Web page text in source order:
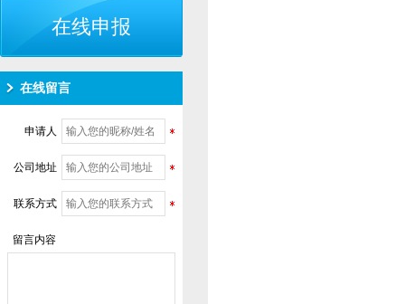
在线申报
在线留言
申请人
公司地址
联系方式
留言内容